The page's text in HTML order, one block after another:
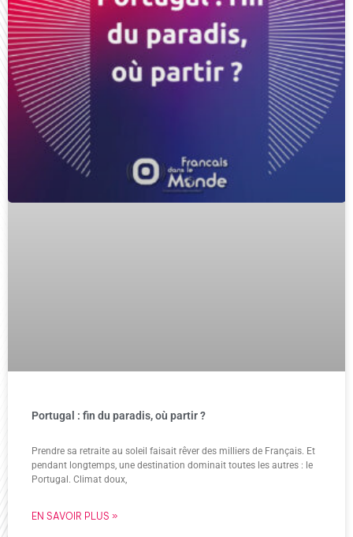
Portugal : fin du paradis, où partir ?
Prendre sa retraite au soleil faisait rêver des milliers de Français. Et
pendant longtemps, une destination dominait toutes les autres : le
Portugal. Climat doux,
EN SAVOIR PLUS »